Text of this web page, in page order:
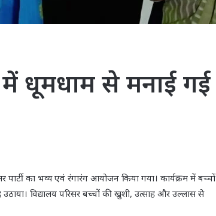
धूमधाम से मनाई गई
पार्टी का भव्य एवं रंगारंग आयोजन किया गया। कार्यक्रम में बच्चों
विद्यालय परिसर बच्चों की खुशी, उत्साह और उल्लास से